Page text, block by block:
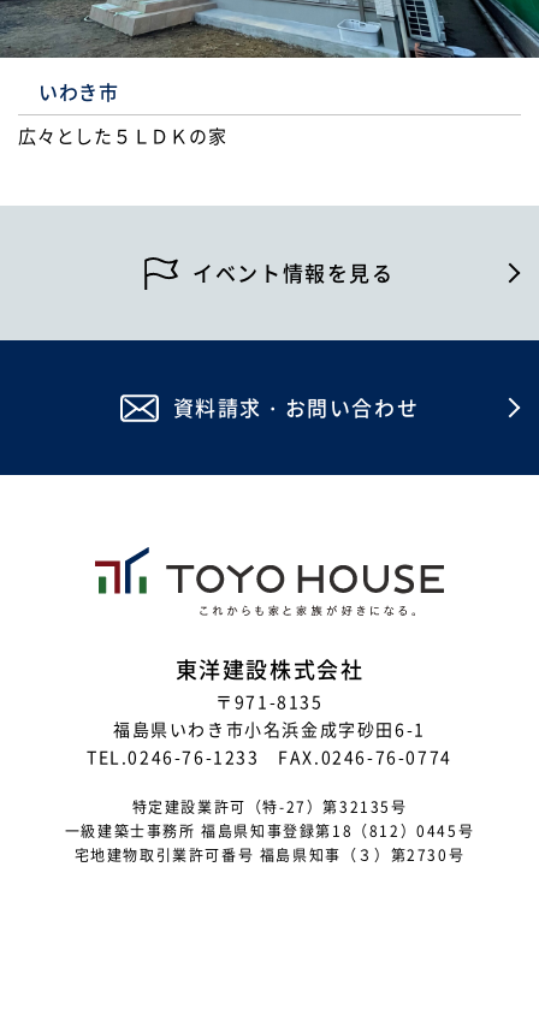
いわき市
広々とした５ＬＤＫの家
イベント情報を見る
資料請求・お問い合わせ
東洋建設株式会社
〒971-8135
福島県いわき市小名浜金成字砂田6-1
TEL.0246-76-1233 FAX.0246-76-0774
特定建設業許可（特-27）第32135号
一級建築士事務所 福島県知事登録第18（812）0445号
宅地建物取引業許可番号 福島県知事（３）第2730号